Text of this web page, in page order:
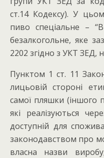
ст.14 Кодексу). У
пиво спеціальне –
безалкогольне, яке
2202 згідно з УКТ ЗЕД,
Пунктом 1 ст. 11
лицьовій стороні
самої пляшки (іншого
які реалізуються
доступній для
законодавством про
власна назви